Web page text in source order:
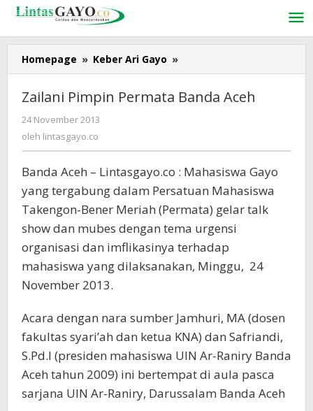
Lewati
konten
Homepage » Keber Ari Gayo »
Pimpin
Permata
Banda
Zailani Pimpin Permata Banda Aceh
24 November 2013
oleh lintasgayo.co
Banda Aceh – Lintasgayo.co : Mahasiswa Gayo
yang tergabung dalam Persatuan Mahasiswa
Takengon-Bener Meriah (Permata) gelar talk
show dan mubes dengan tema urgensi
organisasi dan imflikasinya terhadap
mahasiswa yang dilaksanakan, Minggu, 24
November 2013.
Acara dengan nara sumber Jamhuri, MA (dosen
fakultas syari’ah dan ketua KNA) dan Safriandi,
S.Pd.I (presiden mahasiswa UIN Ar-Raniry Banda
Aceh tahun 2009) ini bertempat di aula pasca
sarjana UIN Ar-Raniry, Darussalam Banda Aceh